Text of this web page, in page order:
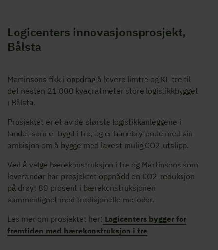
Logicenters innovasjonsprosjekt,
Bålsta
Martinsons fikk i oppdrag å levere limtre og KL-tre til
det nesten 21 000 kvadratmeter store logistikkbygget
i Bålsta.
Prosjektet er et av de største logistikkanleggene i
landet som er bygd i tre, og er banebrytende med sin
ambisjon om å bygge med lavest mulig CO2-utslipp.
Ved å velge bærekonstruksjon i tre og Martinsons som
leverandør har prosjektet oppnådd en CO2-reduksjon
på drøyt 80 prosent i bærekonstruksjonen
sammenlignet med tradisjonelle metoder.
Les mer om prosjektet her: Logicenters bygger for
fremtiden med bærekonstruksjon i tre